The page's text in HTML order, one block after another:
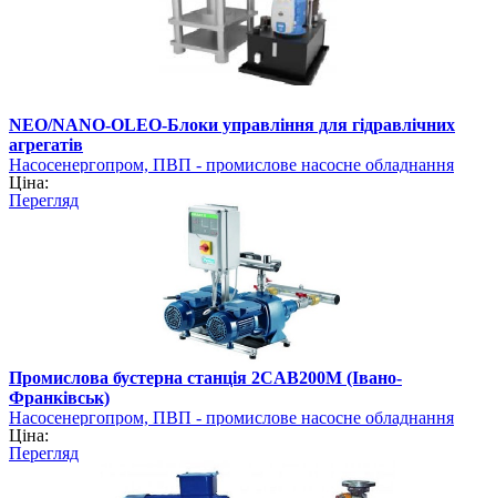
NEO/NANO-OLEO-Блоки управління для гідравлічних
агрегатів
Насосенергопром, ПВП - промислове насосне обладнання
Ціна:
Перегляд
Промислова бустерна станція 2CAB200M (Івано-
Франківськ)
Насосенергопром, ПВП - промислове насосне обладнання
Ціна:
Перегляд